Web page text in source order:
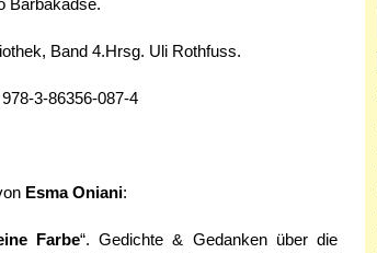
Barbakadse.
Band 4.Hrsg. Uli Rothfuss.
3-86356-087-4
Esma Oniani:
Farbe“. Gedichte & Gedanken über die